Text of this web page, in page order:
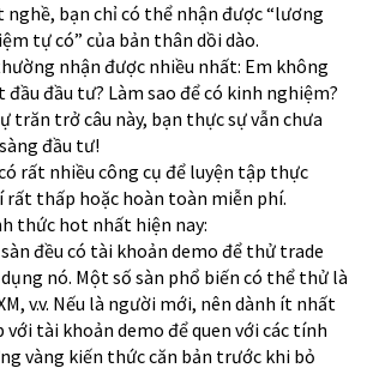
bạn chỉ có thể nhận được “lương
tự có” của bản thân dồi dào.
nhận được nhiều nhất: Em không
đầu đầu tư? Làm sao để có kinh nghiệm?
trăn trở câu này, bạn thực sự vẫn chưa
đầu tư!
rất nhiều công cụ để luyện tập thực
rất thấp hoặc hoàn toàn miễn phí.
thức hot nhất hiện nay:
sàn đều có tài khoản demo để thử trade
nó. Một số sàn phổ biến có thể thử là
v.v. Nếu là người mới, nên dành ít nhất
tài khoản demo để quen với các tính
vàng kiến thức căn bản trước khi bỏ